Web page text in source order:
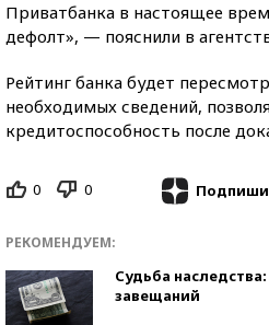
Приватбанка в настоящее
дефолт», — пояснили в
Рейтинг банка будет
необходимых сведений,
кредитоспособность после
0 0
РЕКОМЕНДУЕМ:
Судьба
завещаний